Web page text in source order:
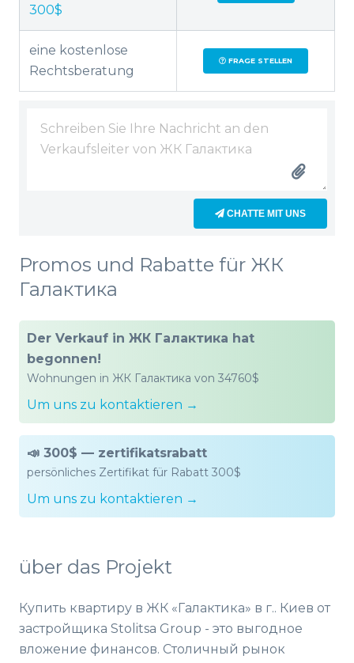
300$
eine kostenlose
Rechtsberatung
FRAGE STELLEN
CHATTE MIT UNS
Promos und Rabatte für ЖК
Галактика
Der Verkauf in ЖК Галактика hat
begonnen!
Wohnungen in ЖК Галактика von 34760$
Um uns zu kontaktieren →
📣 300$ — zertifikatsrabatt
persönliches Zertifikat für Rabatt 300$
Um uns zu kontaktieren →
über das Projekt
Купить квартиру в ЖК «Галактика» в г.. Киев от
застройщика Stolitsa Group - это выгодное
вложение финансов. Столичный рынок